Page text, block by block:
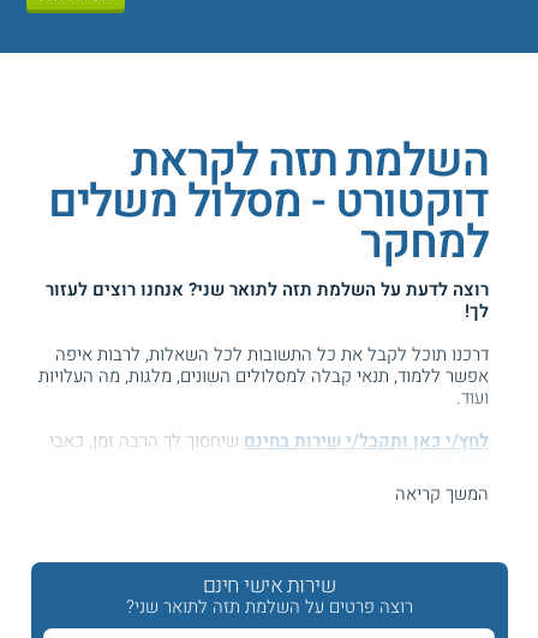
השלמת תזה לקראת
דוקטורט - מסלול משלים
למחקר
רוצה לדעת על השלמת תזה לתואר שני? אנחנו רוצים לעזור
לך!
דרכנו תוכל לקבל את כל התשובות לכל השאלות, לרבות איפה
אפשר ללמוד, תנאי קבלה למסלולים השונים, מלגות, מה העלויות
ועוד.
לחץ/י כאן ותקבל/י שירות בחינם שיחסוך לך הרבה זמן, כאבי
המידע באתר הועיל ל87% מהגולשים.המשך קריאה
שירות אישי חינם
רוצה פרטים על השלמת תזה לתואר שני?